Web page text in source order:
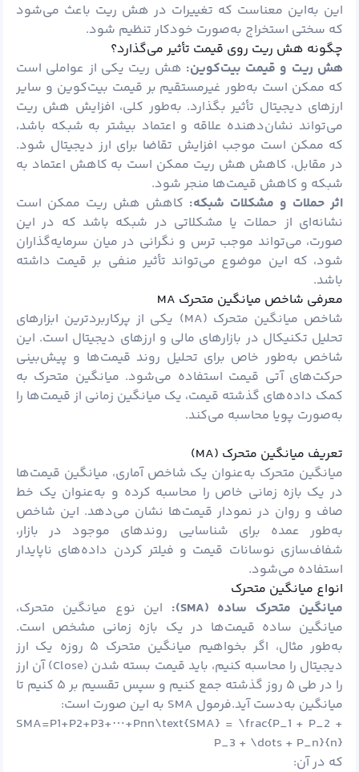
این به‌این معناست که تغییرات در هش ریت باعث می‌شود
که سختی استخراج به‌صورت خودکار تنظیم شود.
چگونه هش ریت روی قیمت تأثیر می‌گذارد؟
هش ریت و قیمت بیت‌کوین: هش ریت یکی از عواملی است
که ممکن است به‌طور غیرمستقیم بر قیمت بیت‌کوین و سایر
ارزهای دیجیتال تأثیر بگذارد. به‌طور کلی، افزایش هش ریت
می‌تواند نشان‌دهنده علاقه و اعتماد بیشتر به شبکه باشد،
که ممکن است موجب افزایش تقاضا برای ارز دیجیتال شود.
در مقابل، کاهش هش ریت ممکن است به کاهش اعتماد به
شبکه و کاهش قیمت‌ها منجر شود.
اثر حملات و مشکلات شبکه: کاهش هش ریت ممکن است
نشانه‌ای از حملات یا مشکلاتی در شبکه باشد که در این
صورت، می‌تواند موجب ترس و نگرانی در میان سرمایه‌گذاران
شود، که این موضوع می‌تواند تأثیر منفی بر قیمت داشته
باشد.
معرفی شاخص میانگین متحرک MA
شاخص میانگین متحرک (MA) یکی از پرکاربردترین ابزارهای
تحلیل تکنیکال در بازارهای مالی و ارزهای دیجیتال است. این
شاخص به‌طور خاص برای تحلیل روند قیمت‌ها و پیش‌بینی
حرکت‌های آتی قیمت استفاده می‌شود. میانگین متحرک به
کمک داده‌های گذشته قیمت، یک میانگین زمانی از قیمت‌ها را
به‌صورت پویا محاسبه می‌کند.
تعریف میانگین متحرک (MA)
میانگین متحرک به‌عنوان یک شاخص آماری، میانگین قیمت‌ها
در یک بازه زمانی خاص را محاسبه کرده و به‌عنوان یک خط
صاف و روان در نمودار قیمت‌ها نشان می‌دهد. این شاخص
به‌طور عمده برای شناسایی روندهای موجود در بازار،
شفاف‌سازی نوسانات قیمت و فیلتر کردن داده‌های ناپایدار
استفاده می‌شود.
انواع میانگین متحرک
میانگین متحرک ساده (SMA):
این نوع میانگین متحرک،
میانگین ساده قیمت‌ها در یک بازه زمانی مشخص است.
به‌طور مثال، اگر بخواهیم میانگین متحرک ۵ روزه یک ارز
دیجیتال را محاسبه کنیم، باید قیمت بسته شدن (Close) آن ارز
را در طی ۵ روز گذشته جمع کنیم و سپس تقسیم بر ۵ کنیم تا
میانگین به‌دست آید.فرمول SMA به این صورت است:
SMA=P1+P2+P3+⋯+Pnn\text{SMA} = \frac{P_1 + P_2 +
P_3 + \dots + P_n}{n}
که در آن: